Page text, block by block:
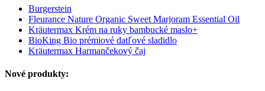
Burgerstein
Fleurance Nature Organic Sweet Marjoram Essential Oil
Kräutermax Krém na ruky bambucké maslo+
BioKing Bio prémiové datľové sladidlo
Kräutermax Harmančekový čaj
Nové produkty: